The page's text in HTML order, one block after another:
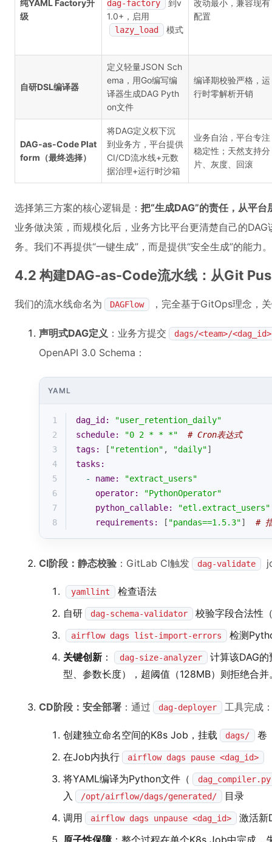
纯YAML Factory升
级
dag-factory
到v
1.0+，启用
lazy_load 模式
改动最小，兼容现有
配置
自研DSL编译器
定义轻量JSON Sch
ema，用Go编写编
译器生成DAG Pyth
on文件
编译期校验严格，运
行时零解析开销
DAG-as-Code Plat
form（最终选择）
将DAG定义权下沉
到业务方，平台提供
CI/CD流水线+元数
据治理+运行时沙箱
业务自治，平台专注
稳定性；天然支持分
片、灰度、回滚
选择第三方案的核心逻辑是： 把“生成DAG”的责任，从平台
业务做决策，而规模化后，业务方比平台更清楚自己的
务。我们不再提供“一键生成”，而是提供“安全生成”的能力。
4.2 构建DAG-as-Code流水线：从Git
我们的流水线命名为 DAGFlow ，完全基于GitOps理念，
声明式DAG定义 ：业务方提交 dags/<team>/
OpenAPI 3.0 Schema：
YAML
1 dag_id:
"user_retention_daily"
2
schedule: "0 2 * * *"
# Cron表达式
3
tags: [ "retention" , "daily"]
4
tasks:
5
- name:
"extract_users"
6
operator:
"PythonOperator"
7
python_callable:
"etl.extract_users"
8
requirements: [ "pandas==1.5.3"] #
CI阶段：静态校验 ：GitLab CI触发 dag-validate
yamllint
检查语法
自研
dag-schema-validator 校验字段合法性
airflow dags list-import-errors
检测
关键创新 ： dag-size-analyzer
计算该DAG
型、参数长度），超阈值（128MB）则拒绝合并
CD阶段：安全部署 ：通过 dag-deployer 工具完成
创建独立命名空间的K8s Job，挂载 dags/
卷
在Job内执行
airflow dags pause <dag_id>
将YAML编译为Python文件（
dag_compiler.py
入 /opt/airflow/dags/generated/
目录
调用
airflow dags unpause <dag_id>
激活新
原子性保障：整个过程在单个K8s Job中完成，